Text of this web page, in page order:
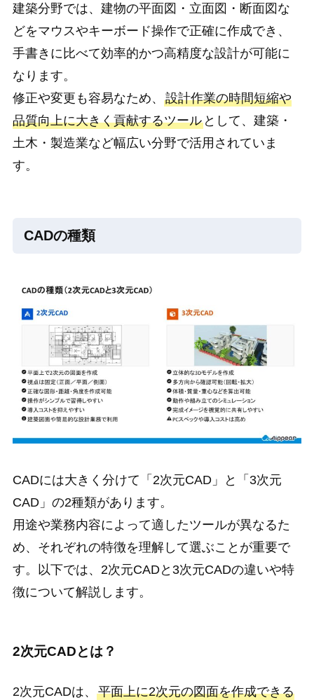
建築分野では、建物の平面図・立面図・断面図な
どをマウスやキーボード操作で正確に作成でき、
手書きに比べて効率的かつ高精度な設計が可能に
なります。
修正や変更も容易なため、 設計作業の時間短縮や
品質向上に大きく貢献するツールとして、建築・
土木・製造業など幅広い分野で活用されていま
す。
CADの種類
CADには大きく分けて「2次元CAD」と「3次元
CAD」の2種類があります。
用途や業務内容によって適したツールが異なるた
め、それぞれの特徴を理解して選ぶことが重要で
す。以下では、2次元CADと3次元CADの違いや特
徴について解説します。
2次元CADとは？
2次元CADは、 平面上に2次元の図面を作成できる